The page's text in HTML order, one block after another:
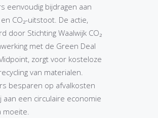
eenvoudig bijdragen aan
CO₂-uitstoot. De actie,
door Stichting Waalwijk CO₂
met de Green Deal
zorgt voor kosteloze
van materialen.
besparen op afvalkosten
aan een circulaire economie